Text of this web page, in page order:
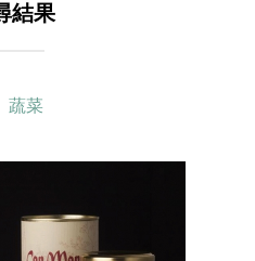
結果
蔬菜